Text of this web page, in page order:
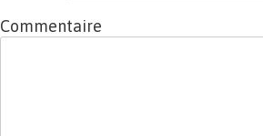
Commentaire